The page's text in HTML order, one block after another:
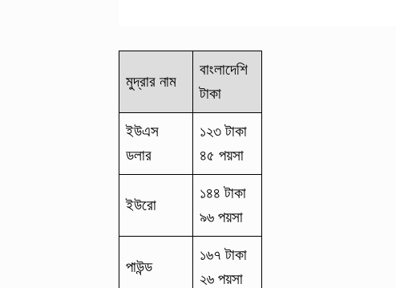
মুদ্রার নাম
বাংলাদেশি
টাকা
ইউএস
ডলার
১২৩ টাকা
৪৫ পয়সা
ইউরো
১৪৪ টাকা
৯৬ পয়সা
পাউন্ড
১৬৭ টাকা
২৬ পয়সা